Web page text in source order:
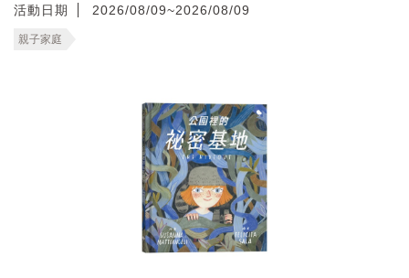
活動日期
2026/08/09~2026/08/09
親子家庭